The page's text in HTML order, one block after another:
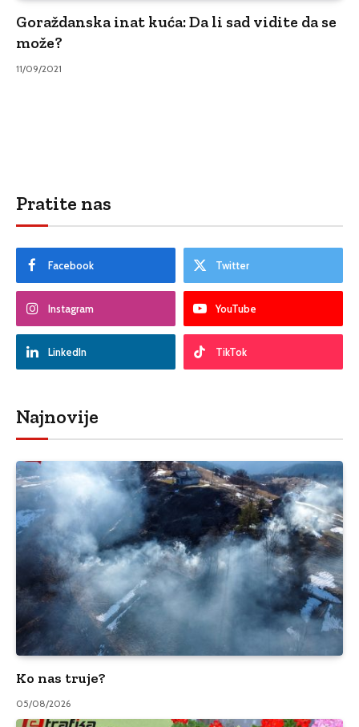
Goraždanska inat kuća: Da li sad vidite da se
može?
11/09/2021
Pratite nas
Facebook Twitter
Instagram YouTube
LinkedIn TikTok
Najnovije
Ko nas truje?
05/08/2026